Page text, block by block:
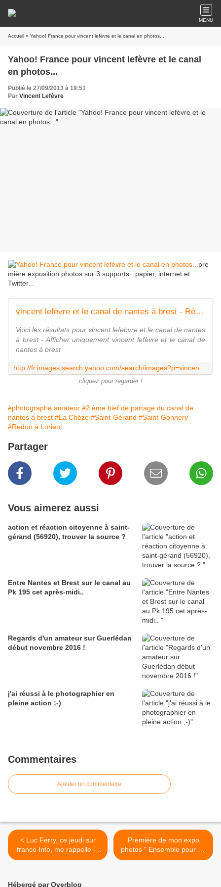
MENU
Accueil » Yahoo! France pour vincent lefèvre et le canal en photos...
Yahoo! France pour vincent lefèvre et le canal
en photos...
Publié le 27/09/2013 à 19:51
Par Vincent Lefèvre
pre
mière exposition photos sur 3 supports : papier, internet et
Twitter...
vincent lefèvre et le canal de nantes à brest - Résultats Yahoo! France de la recherche d'images
Voici les résultats pour vincent lefebvre et le canal de nantes
à brest - Afficher uniquement vincent lefèvre et le canal de
nantes à brest
cliquez pour regarder !
#photographe amateur #2 ème bief de partage du canal de
nantes à brest #La Chèze #Saint-Gérand #Saint-Gonnery
#Redon à Lorient
Partager
Vous aimerez aussi
action et réaction citoyenne à saint-
gérand (56920), trouver la source ?
Entre Nantes et Brest sur le canal au
Pk 195 cet après-midi..
Regards d'un amateur sur Guerlédan
début novembre 2016 !
j'ai réussi à le photographier en
pleine action ;-)
Commentaires
Ajouter un commentaire
< Luc Ferry, ce jeudi sur
france Info, me rappelle le
Nouvel Observateur du 23
Première de mon expo
photos " Ensemble pour un
canal bien vivant " à la
Hébergé par Overblog